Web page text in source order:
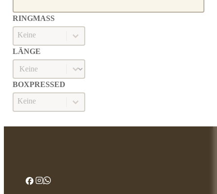
RINGMASS
RINGMASS
Ringmaß
LÄNGE
LÄNGE
Länge
BOXPRESSED
BOXPRESSED
Boxpressed